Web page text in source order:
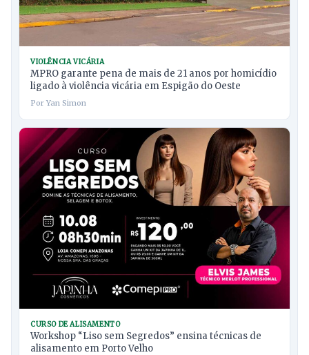
VIOLÊNCIA VICÁRIA
MPRO garante pena de mais de 21 anos por homicídio
ligado à violência vicária em Espigão do Oeste
Por Yan Simon
CURSO DE ALISAMENTO
Workshop “Liso sem Segredos” ensina técnicas de
alisamento em Porto Velho